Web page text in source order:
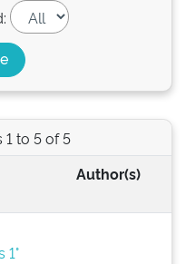
to 5 of 5
Author(s)
1°